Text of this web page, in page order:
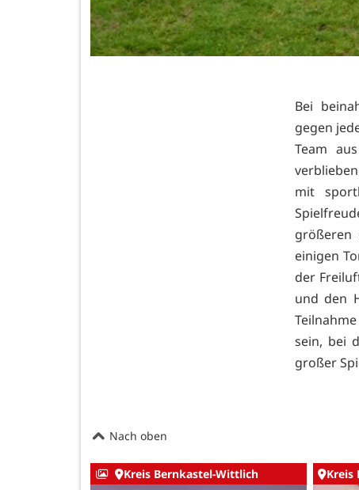
Bei
gegen
Team
mit
größeren
einigen
der
und den
sein, bei
großer
Nach oben
Kreis Bernkastel-Wittlich Kreis